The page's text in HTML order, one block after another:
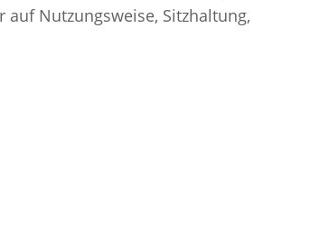
Nutzungsweise, Sitzhaltung,